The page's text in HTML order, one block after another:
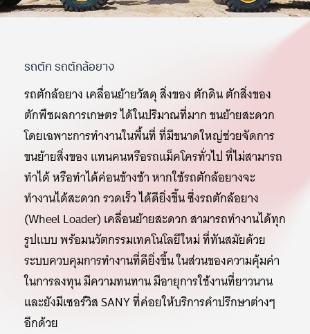
รถตัก รถตักล้อยาง
รถตักล้อยาง เคลื่อนย้ายวัสดุ สิ่งของ ตักดิน ตักสิ่งของ
ตักพืชผลการเกษตร ได้ในปริมาณที่มาก ขนย้ายสะดวก
โดยเฉพาะการทำงานในพื้นที่ ที่มีขนาดใหญ่ช่วยจัดการ
ขนย้ายสิ่งของ แทนคนหรือรถแม็คโครทั่วไป ที่ไม่สามารถ
ทำได้ หรือทำได้ค่อนข้างช้า หากใช้รถตักล้อยางจะ
ทำงานได้สะดวก รวดเร็ว ได้ดียิ่งขึ้น ซึ่งรถตักล้อยาง
(Wheel Loader) เคลื่อนย้ายสะดวก สามารถทำงานได้ทุก
รูปแบบ พร้อมนวัตกรรมเทคโนโลยีใหม่ ที่ทันสมัยด้วย
ระบบควบคุมการทำงานที่ดียิ่งขึ้น ในส่วนของความคุ้มค่า
ในการลงทุน มีความทนทาน มีอายุการใช้งานที่ยาวนาน
และยังมีเซอร์วิส SANY ที่ค่อยให้บริการคำปรึกษาต่างๆ
อีกด้วย